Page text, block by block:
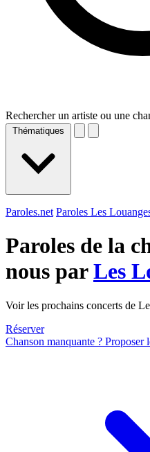
Rechercher un artiste ou une
Thématiques
Paroles.net Paroles Les
Paroles de la
nous parLes
Voir les prochains concerts de
Réserver
Chanson manquante ? Proposer